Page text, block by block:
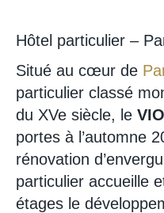
Hôtel particulier –
Situé au cœur de
particulier classé
du XVe siècle, le
portes à l’automne
rénovation
particulier accueille
étages le